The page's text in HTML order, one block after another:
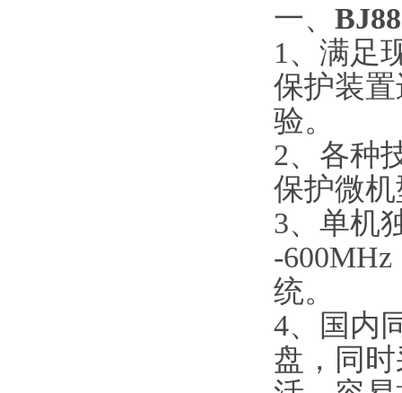
一、
1、满足
保护装
验。
2、各种
保护微
3、单机
-
统。
4、国内
盘，同